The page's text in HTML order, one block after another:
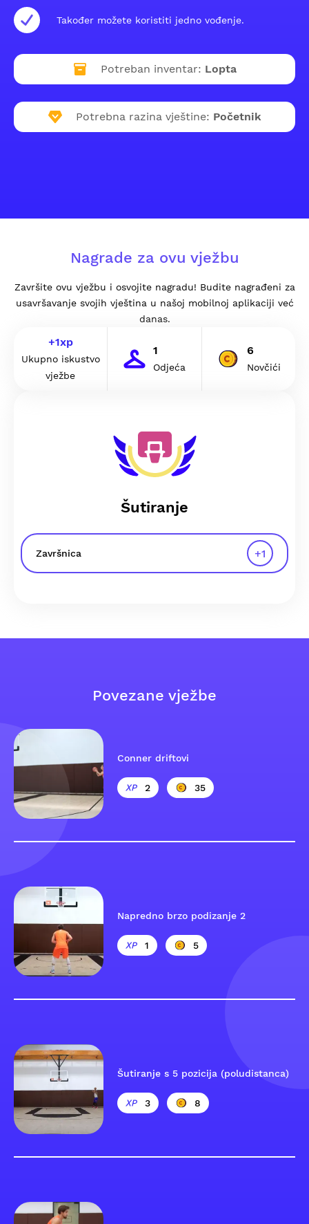
Također možete koristiti jedno vođenje.
Potreban inventar: Lopta
Potrebna razina vještine: Početnik
Nagrade za ovu vježbu
Završite ovu vježbu i osvojite nagradu! Budite nagrađeni za
usavršavanje svojih vještina u našoj mobilnoj aplikaciji već
danas.
+1xp
Ukupno iskustvo
vježbe
1
Odjeća
6
Novčići
Šutiranje
Završnica +1
Povezane vježbe
Conner driftovi
2 35
Napredno brzo podizanje 2
1 5
Šutiranje s 5 pozicija (poludistanca)
3 8